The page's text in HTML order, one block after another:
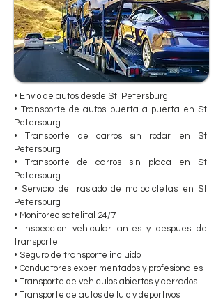
• Envio de autos desde St. Petersburg
• Transporte de autos puerta a puerta en St.
Petersburg
• Transporte de carros sin rodar en St.
Petersburg
• Transporte de carros sin placa en St.
Petersburg
• Servicio de traslado de motocicletas en St.
Petersburg
• Monitoreo satelital 24/7
• Inspeccion vehicular antes y despues del
transporte
• Seguro de transporte incluido
• Conductores experimentados y profesionales
• Transporte de vehiculos abiertos y cerrados
• Transporte de autos de lujo y deportivos